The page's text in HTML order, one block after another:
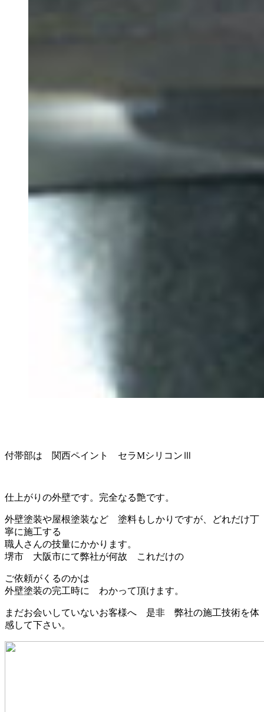
付帯部は 関西ペイント セラMシリコンⅢ
仕上がりの外壁です。完全なる艶です。
外壁塗装や屋根塗装など 塗料もしかりですが、どれだけ丁
寧に施工する
職人さんの技量にかかります。
堺市 大阪市にて弊社が何故 これだけの
ご依頼がくるのかは
外壁塗装の完工時に わかって頂けます。
まだお会いしていないお客様へ 是非 弊社の施工技術を体
感して下さい。